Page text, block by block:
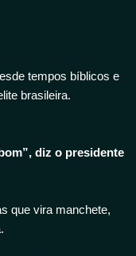
tempos bíblicos e
brasileira.
diz o presidente
que vira manchete,